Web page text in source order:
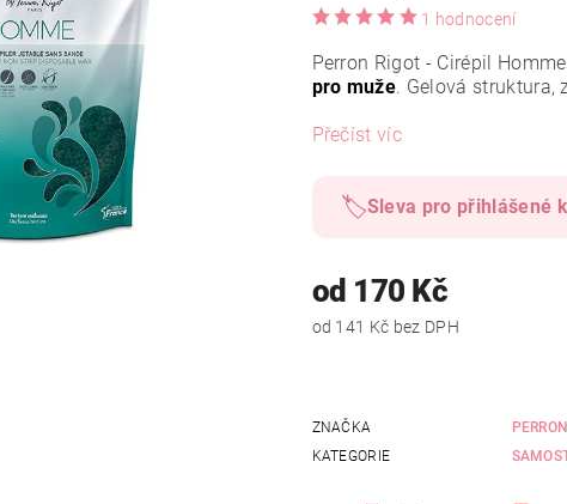
1 hodnocení
Perron Rigot - Cirépil
pro muže. Gelová struktura,
Přečíst víc
🏷️Sleva pro přihlášené
od 170 Kč
od 141 Kč bez DPH
ZNAČKA
KATEGORIE